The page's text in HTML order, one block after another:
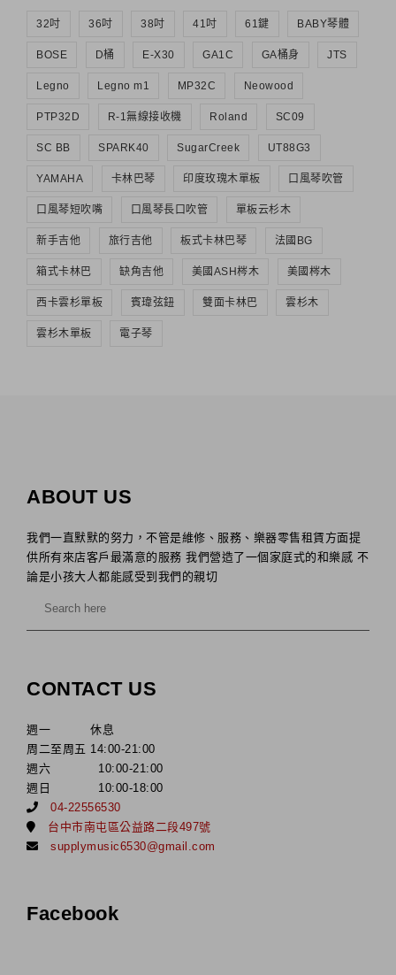
32吋 36吋 38吋 41吋 61鍵 BABY琴體
BOSE D桶 E-X30 GA1C GA桶身 JTS
Legno Legno m1 MP32C Neowood
PTP32D R-1無線接收機 Roland SC09
SC BB SPARK40 SugarCreek UT88G3
YAMAHA 卡林巴琴 印度玫瑰木單板 口風琴吹管
口風琴短吹嘴 口風琴長口吹管 單板云杉木
新手吉他 旅行吉他 板式卡林巴琴 法國BG
箱式卡林巴 缺角吉他 美國ASH梣木 美國梣木
西卡雲杉單板 賓瑋弦鈕 雙面卡林巴 雲杉木
雲杉木單板 電子琴
ABOUT US
我們一直默默的努力，不管是維修、服務、樂器零售租賃方面提
供所有來店客戶最滿意的服務 我們營造了一個家庭式的和樂感 不
論是小孩大人都能感受到我們的親切
CONTACT US
週一 休息
周二至周五 14:00-21:00
週六 10:00-21:00
週日 10:00-18:00
04-22556530
台中市南屯區公益路二段497號
supplymusic6530@gmail.com
Facebook